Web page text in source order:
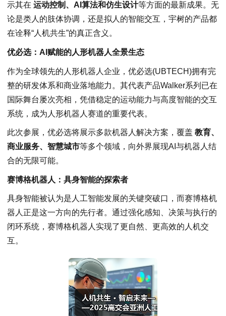
示其在 运动控制、AI算法和仿生设计等方面的最新成果。无
论是类人的肢体协调，还是拟人的智能交互，宇树的产品都
在诠释“人机共生”的真正含义。
优必选：AI赋能的人形机器人全景生态
作为全球领先的人形机器人企业，优必选(UBTECH)拥有完
整的研发体系和商业落地能力。其代表产品Walker系列已在
国际舞台屡次亮相，凭借稳定的运动能力与高度智能的交互
系统，成为人形机器人赛道的重要代表。
此次参展，优必选将展示多款机器人解决方案，覆盖 教育、
商业服务、智慧城市等多个领域，向外界展现AI与机器人结
合的无限可能。
赛博格机器人：具身智能的探索者
具身智能被认为是人工智能发展的关键突破口，而赛博格机
器人正是这一方向的先行者。通过强化感知、决策与执行的
闭环系统，赛博格机器人实现了更自然、更高效的人机交
互。